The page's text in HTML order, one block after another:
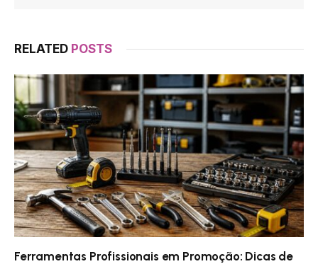
RELATED POSTS
Ferramentas Profissionais em Promoção: Dicas de